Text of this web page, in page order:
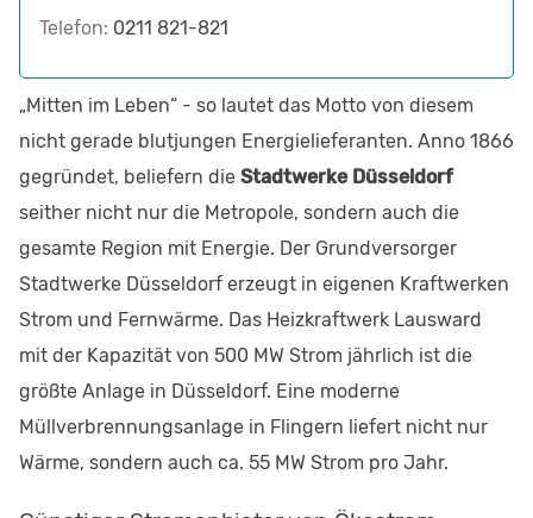
Telefon: 0211 821-821
„Mitten im Leben“ - so lautet das Motto von diesem
nicht gerade blutjungen Energielieferanten. Anno 1866
gegründet, beliefern die Stadtwerke Düsseldorf
seither nicht nur die Metropole, sondern auch die
gesamte Region mit Energie. Der Grundversorger
Stadtwerke Düsseldorf erzeugt in eigenen Kraftwerken
Strom und Fernwärme. Das Heizkraftwerk Lausward
mit der Kapazität von 500 MW Strom jährlich ist die
größte Anlage in Düsseldorf. Eine moderne
Müllverbrennungsanlage in Flingern liefert nicht nur
Wärme, sondern auch ca. 55 MW Strom pro Jahr.